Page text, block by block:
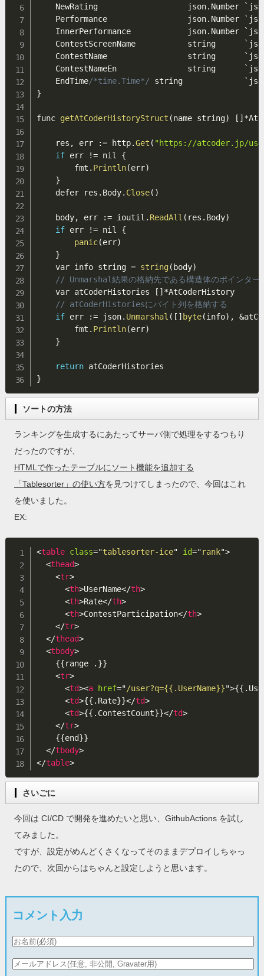
    NewRating                   json
. Number
    Performance                 json
. Number
    InnerPerformance            json
. Number
ContestScreenName           string
ContestName                 string
ContestNameEn               string
    EndTime
/*time.Time*/ string
}
func getAtCoderHistoryStruct (name string) [ ] *
    res
, err := http.Get ( "https://atcoder.jp/
if err != nil {
        fmt
. Println(err)
}
    defer res
. Body. Close( )
    body
, err := ioutil . ReadAll ( res . Body)
if err != nil {
panic(err)
}
    var info string
= string( body)
// Unmarshal結果の格納先である構造体のポインター
    var atCoderHistories
[ ] *AtCoderHistory
// atCoderHistoriesにバイト列を格納する
if err := json. Unmarshal ( [ ] byte(info) , &
        fmt
. Println(err)
}
return
}
ソートの方法
ランキングを生成するにあたってサーバ側で処理をするつもり
だったのですが、
HTMLで作ったテーブルにソート機能を追加する
「Tablesorter」の使い方を見つけてしまったので、今回はこれ
を使いました。
EX:
<table class="tablesorter-ice" id="rank">
<thead>
<tr>
<th>UserName</th>
<th>Rate</th>
<th>ContestParticipation</th>
</tr>
</thead>
<tbody>
    {{range .}}
<tr>
<td><a href="/user?q={{.UserName}}">
<td>{{.Rate}}</td>
<td>{{.ContestCount}}</td>
</tr>
    {{end}}
</tbody>
</table>
さいごに
今回は CI/CD で開発を進めたいと思い、GithubActions を試し
てみました。
ですが、設定がめんどくさくなってそのままデプロイしちゃっ
たので、次回からはちゃんと設定しようと思います。
コメント入力